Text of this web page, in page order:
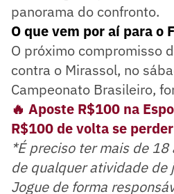
panorama do confronto.
O que vem por aí para o
O próximo compromisso
contra o Mirassol, no
Campeonato Brasileiro,
🔥 Aposte R$100 na
R$100 de volta se perder
*É preciso ter mais de
de qualquer atividade de
Jogue de forma